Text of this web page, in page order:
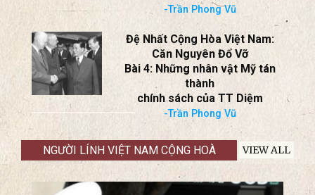
-Trần Phong Vũ
Đệ Nhất Cộng Hòa Việt Nam:
Căn Nguyên Đổ Vỡ
Bài 4: Những nhân vật Mỹ tán
thành
chính sách của TT Diệm
-Trần Phong Vũ
NGƯỜI LÍNH VIỆT NAM CỘNG HOÀ VIEW ALL